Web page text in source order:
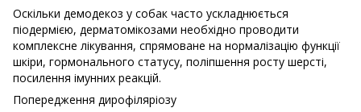
Оскільки демодекоз у собак часто ускладнюється
піодермією, дерматомікозами необхідно проводити
комплексне лікування, спрямоване на нормалізацію функції
шкіри, гормонального статусу, поліпшення росту шерсті,
посилення імунних реакцій.
Попередження дирофіляріозу